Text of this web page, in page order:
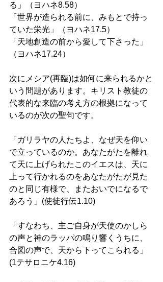
る」（ヨハネ8.58）
「世界が造られる前に、みもとで持っ
ていた栄光」（ヨハネ17.5）
「天地創造の前から愛して下さった」
（ヨハネ17.24）
次にメシア(再臨)は如何に来られるかと
いう問題があります。キリスト教徒の
代表的な来臨の考え方の根拠になって
いるのが次の聖句です。
「ガリラヤの人たちよ、なぜ天を仰い
で立っているのか。あなたがたを離れ
て天に上げられたこのイエスは、天に
上って行かれるのをあなたがたが見た
のと同じ有様で、またおいでになるで
あろう」(使徒行伝1.10)
「すなわち、主ご自身が天使のかしら
の声と神のラッパの鳴り響くうちに、
合図の声で、天から下ってこられる」
(1テサロニケ4.16)